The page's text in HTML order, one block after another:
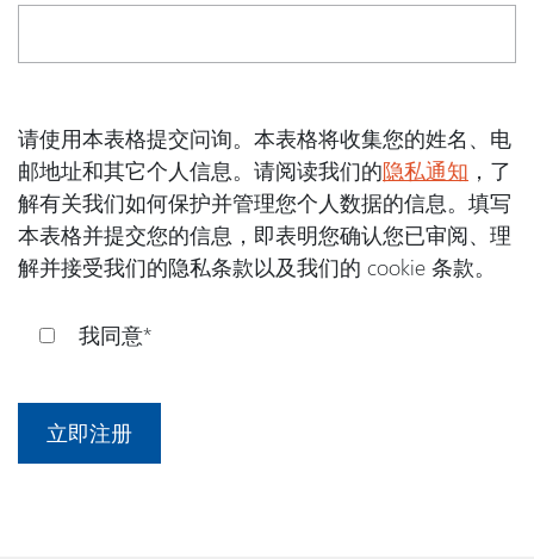
请使用本表格提交问询。本表格将收集您的姓名、电
邮地址和其它个人信息。请阅读我们的隐私通知 ，了
解有关我们如何保护并管理您个人数据的信息。填写
本表格并提交您的信息，即表明您确认您已审阅、理
解并接受我们的隐私条款以及我们的 cookie 条款。
我同意*